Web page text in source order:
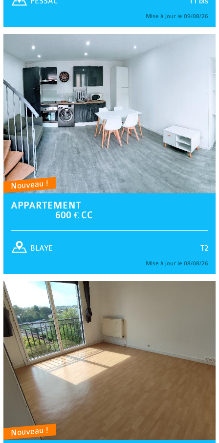
Mise à jour le 09/08/26
Nouveau !
APPARTEMENT
600 € CC
T2
BLAYE
Mise à jour le 08/08/26
Nouveau !